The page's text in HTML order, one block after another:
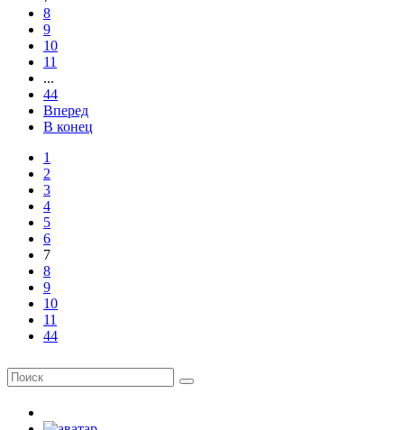
8
9
10
11
...
44
Вперед
В конец
1
2
3
4
5
6
7
8
9
10
11
44